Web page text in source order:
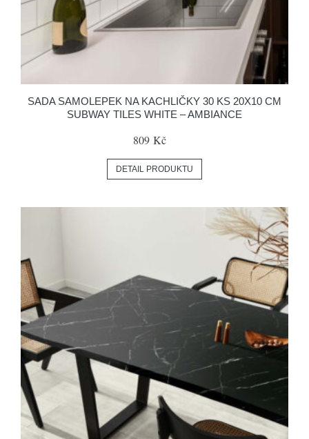
SADA SAMOLEPEK NA KACHLIČKY 30 KS 20X10 CM
SUBWAY TILES WHITE – AMBIANCE
809 Kč
DETAIL PRODUKTU